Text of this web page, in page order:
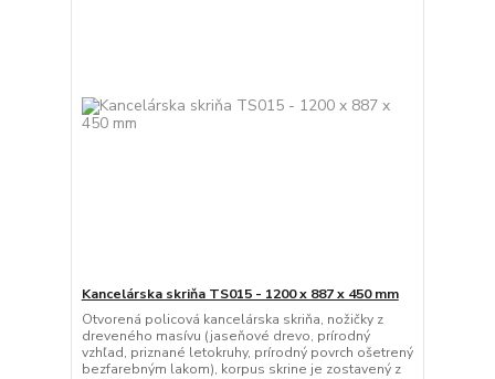
Kancelárska skriňa TS015 - 1200 x 887 x 450 mm
Otvorená policová kancelárska skriňa, nožičky z
dreveného masívu (jaseňové drevo, prírodný
vzhľad, priznané letokruhy, prírodný povrch ošetrený
bezfarebným lakom), korpus skrine je zostavený z